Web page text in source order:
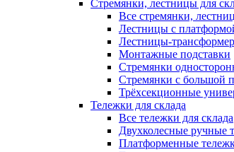
Стремянки, лестницы для
Все стремянки,
Лестницы с
Лестницы-
Монтажные подставки
Стремянки
Стремянки с большой
Трёхсекционные
Тележки для склада
Все тележки для склада
Двухколесные ручные
Платформенные